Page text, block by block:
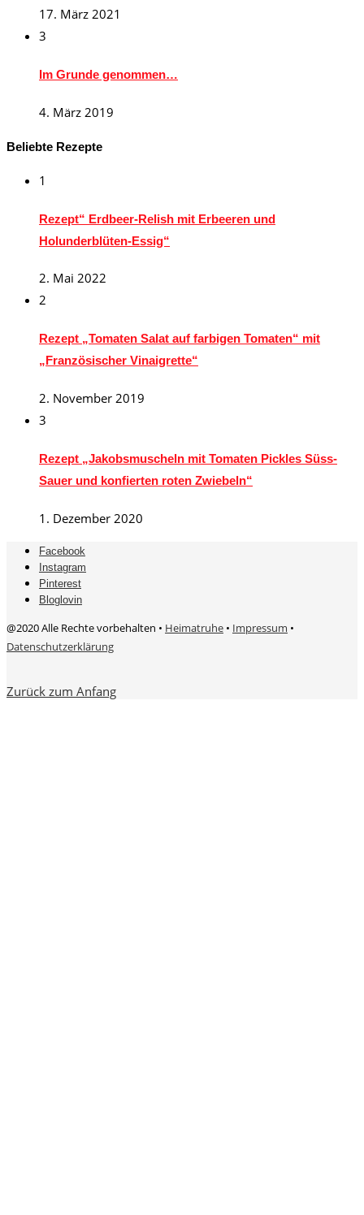
17. März 2021
3
Im Grunde genommen…
4. März 2019
Beliebte Rezepte
1
Rezept“ Erdbeer-Relish mit Erbeeren und
Holunderblüten-Essig“
2. Mai 2022
2
Rezept „Tomaten Salat auf farbigen Tomaten“ mit
„Französischer Vinaigrette“
2. November 2019
3
Rezept „Jakobsmuscheln mit Tomaten Pickles Süss-
Sauer und konfierten roten Zwiebeln“
1. Dezember 2020
Facebook
Instagram
Pinterest
Bloglovin
@2020 Alle Rechte vorbehalten • Heimatruhe • Impressum •
Datenschutzerklärung
Zurück zum Anfang